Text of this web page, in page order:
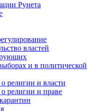
Рунета
властей
и в политической
религии и власти
религии и праве